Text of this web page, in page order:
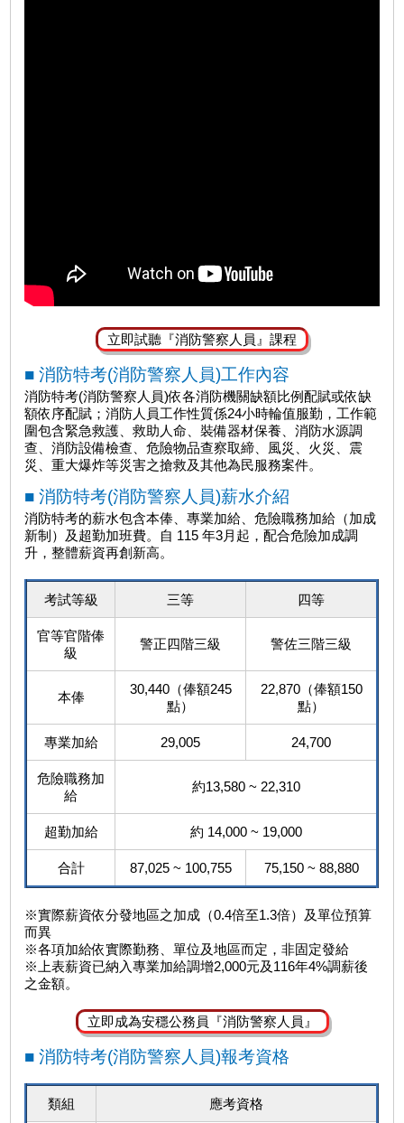
立即試聽『消防警察人員』課程
■ 消防特考(消防警察人員)工作內容
消防特考(消防警察人員)依各消防機關缺額比例配賦或依缺
額依序配賦；消防人員工作性質係24小時輪值服勤，工作範
圍包含緊急救護、救助人命、裝備器材保養 、消防水源調
查、消防設備檢查、危險物品查察取締、風災、火災、震
災、重大爆炸等災害之搶救及其他為民服務案件。
■ 消防特考(消防警察人員)薪水介紹
消防特考的薪水包含本俸、專業加給、危險職務加給（加成
新制）及超勤加班費。自 115 年3月起，配合危險加成調
升，整體薪資再創新高。
考試等級 三等 四等
官等官階俸
級
警正四階三級 警佐三階三級
本俸
30,440（俸額245
點）
22,870（俸額150
點）
專業加給 29,005 24,700
危險職務加
給
約13,580 ~ 22,310
超勤加給 約 14,000 ~ 19,000
合計 87,025 ~ 100,755 75,150 ~ 88,880
※實際薪資依分發地區之加成（0.4倍至1.3倍）及單位預算
而異
※各項加給依實際勤務、單位及地區而定，非固定發給
※上表薪資已納入專業加給調增2,000元及116年4%調薪後
之金額。
立即成為安穩公務員『消防警察人員』
■ 消防特考(消防警察人員)報考資格
類組 應考資格